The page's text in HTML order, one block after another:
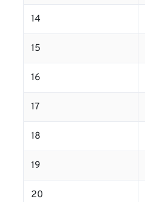
14
15
16
17
18
19
20